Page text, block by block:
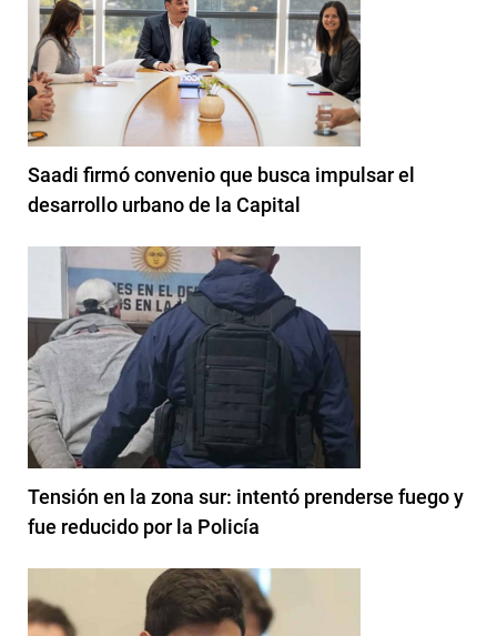
Saadi firmó convenio que busca impulsar el
desarrollo urbano de la Capital
Tensión en la zona sur: intentó prenderse fuego y
fue reducido por la Policía